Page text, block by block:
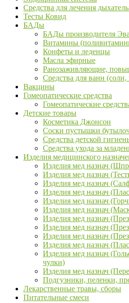
Средства для лечения
Тесты Ковид
БАДы
БАДы производителя
Витамины
Конфеты и леденцы
Масла эфирные
Ранозаживляющие,
Средства для ванн
Вакцины
Гомеопатические средства
Гомеопатические
Детские товары
Косметика Джонсон
Соски пустышки
Средства детской
Средства ухода за
Изделия медицинского
Изделия мед назнач
Изделия мед назнач
Изделия мед назнач
Изделия мед назнач
Изделия мед назнач
Изделия мед назнач
Изделия мед назнач
Изделия мед назнач
Изделия мед назнач
Изделия мед назнач
Изделия мед назнач
чулки)
Изделия мед назнач
Подгузники, пеленки,
Лекарственные травы, сборы
Питательные смеси